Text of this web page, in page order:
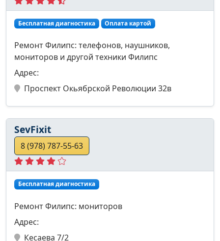
Бесплатная диагностика Оплата картой
Ремонт Филипс: телефонов, наушников,
мониторов и другой техники Филипс
Адрес:
Проспект Окьябрской Революции 32в
SevFixit
8 (978) 787-55-63
Бесплатная диагностика
Ремонт Филипс: мониторов
Адрес:
Кесаева 7/2